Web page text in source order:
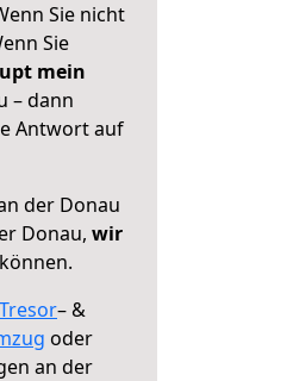
Sie nicht
Sie
mein
– dann
Antwort auf
der Donau
Donau, wir
Tresor– &
oder
an der